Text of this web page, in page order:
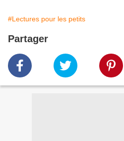
#Lectures pour les petits
Partager